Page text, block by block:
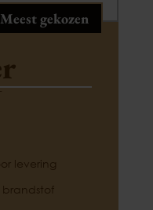
Meest gekozen
levering